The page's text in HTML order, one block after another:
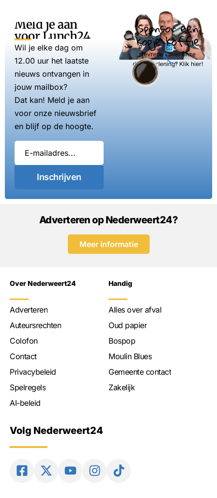
Meld je aan
voor Lunch24
Wil je elke dag om
12.00 uur het laatste
nieuws ontvangen in
jouw mailbox?
Dat kan! Meld je aan
voor onze nieuwsbrief
en blijf op de hoogte.
Inschrijven
Sponsor een
kopje koffie
Tevreden over onze
dienstverlening? Klik hier!
Adverteren op Nederweert24?
Meer informatie
Over Nederweert24
Adverteren
Auteursrechten
Colofon
Contact
Privacybeleid
Spelregels
AI-beleid
Handig
Alles over afval
Oud papier
Bospop
Moulin Blues
Gemeente contact
Zakelijk
Volg Nederweert24